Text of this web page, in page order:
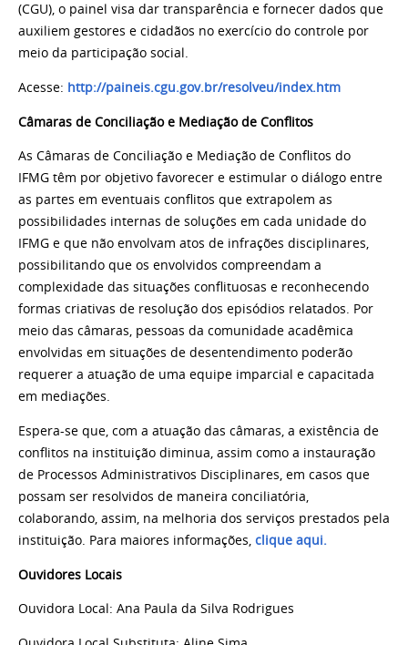
(CGU), o painel visa dar transparência e fornecer dados que
auxiliem gestores e cidadãos no exercício do controle por
meio da participação social.
Acesse: http://paineis.cgu.gov.br/resolveu/index.htm
Câmaras de Conciliação e Mediação de Conflitos
As Câmaras de Conciliação e Mediação de Conflitos do
IFMG têm por objetivo favorecer e estimular o diálogo entre
as partes em eventuais conflitos que extrapolem as
possibilidades internas de soluções em cada unidade do
IFMG e que não envolvam atos de infrações disciplinares,
possibilitando que os envolvidos compreendam a
complexidade das situações conflituosas e reconhecendo
formas criativas de resolução dos episódios relatados. Por
meio das câmaras, pessoas da comunidade acadêmica
envolvidas em situações de desentendimento poderão
requerer a atuação de uma equipe imparcial e capacitada
em mediações.
Espera-se que, com a atuação das câmaras, a existência de
conflitos na instituição diminua, assim como a instauração
de Processos Administrativos Disciplinares, em casos que
possam ser resolvidos de maneira conciliatória,
colaborando, assim, na melhoria dos serviços prestados pela
instituição. Para maiores informações, clique aqui.
Ouvidores Locais
Ouvidora Local: Ana Paula da Silva Rodrigues